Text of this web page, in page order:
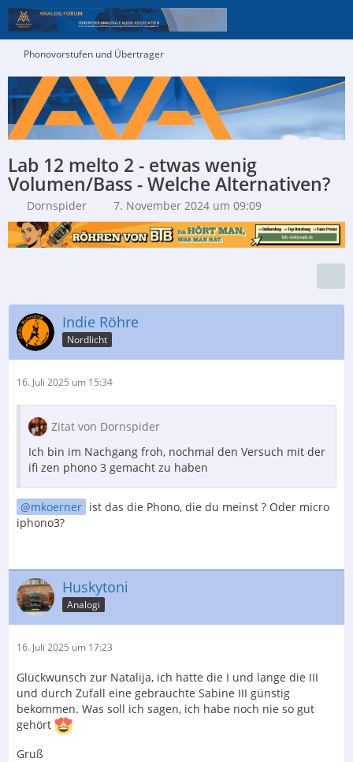
Phonovorstufen und Übertrager
Lab 12 melto 2 - etwas wenig
Volumen/Bass - Welche Alternativen?
Dornspider 7. November 2024 um 09:09
Indie Röhre
Nordlicht
16. Juli 2025 um 15:34
Zitat von Dornspider
Ich bin im Nachgang froh, nochmal den Versuch mit der
ifi zen phono 3 gemacht zu haben
mkoerner ist das die Phono, die du meinst ? Oder micro
iphono3?
Huskytoni
Analogi
16. Juli 2025 um 17:23
Glückwunsch zur Natalija, ich hatte die I und lange die III
und durch Zufall eine gebrauchte Sabine III günstig
bekommen. Was soll ich sagen, ich habe noch nie so gut
gehört
Gruß